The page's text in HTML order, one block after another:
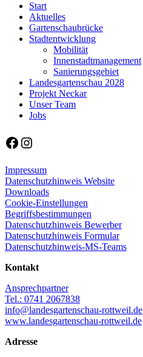
Start
Aktuelles
Gartenschaubrücke
Stadtentwicklung
Mobilität
Innenstadtmanagement
Sanierungsgebiet
Landesgartenschau 2028
Projekt Neckar
Unser Team
Jobs
Facebook
Instagram
Impressum
Datenschutzhinweis Website
Downloads
Cookie-Einstellungen
Begriffsbestimmungen
Datenschutzhinweis Bewerber
Datenschutzhinweis Formular
Datenschutzhinweis-MS-Teams
Kontakt
Ansprechpartner
Tel.: 0741 2067838
info@landesgartenschau-rottweil.de
www.landesgartenschau-rottweil.de
Adresse